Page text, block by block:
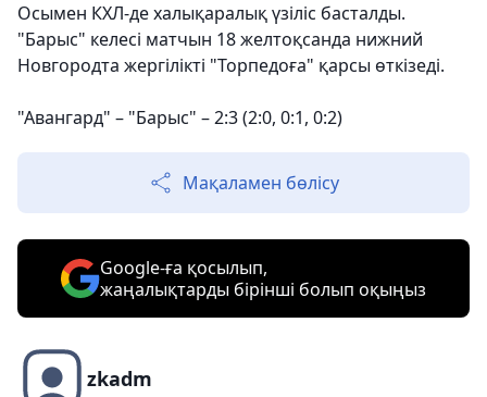
Осымен КХЛ-де халықаралық үзіліс басталды.
"Барыс" келесі матчын 18 желтоқсанда нижний
Новгородта жергілікті "Торпедоға" қарсы өткізеді.
"Авангард" – "Барыс" – 2:3 (2:0, 0:1, 0:2)
Мақаламен бөлісу
Google-ға қосылып,
жаңалықтарды бірінші болып оқыңыз
zkadm